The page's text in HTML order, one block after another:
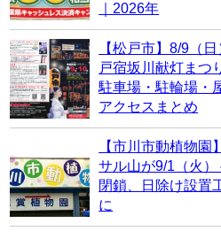
｜2026年
【松戸市】8/9（
戸宿坂川献灯まつ
駐車場・駐輪場・
アクセスまとめ
【市川市動植物園
サル山が9/1（火
閉鎖、日除け設置
に